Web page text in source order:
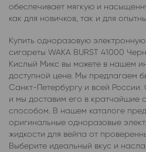
обеспечивает мягкую и
как для новичков, так и для
Купить одноразовую
сигареты WAKA BURST 41000
Кислый Микс вы можете в нашем
доступной цене. Мы предлагаем
Санкт-Петербургу и всей
и мы доставим его в кратчайшие
способом. В нашем каталоге
оригинальные одноразовые
жидкости для вейпа от
Выберите идеальный вкус и